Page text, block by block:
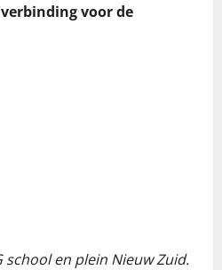
voor de
school en plein Nieuw Zuid.